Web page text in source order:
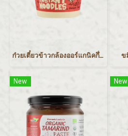
ก๋วยเตี๋ยวข้าวกล้องออร์แกนิคกึ่งสำเร็จรูป-รสไก่ 75 กรัม ข
New New